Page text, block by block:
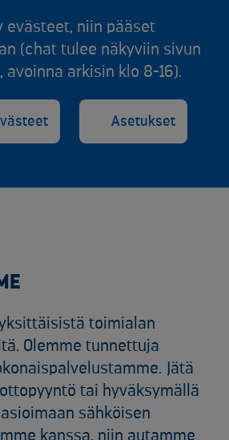
evästeet, niin pääset
(chat tulee näkyviin sivun
avoinna arkisin klo 8-16).
Asetukset
toimialan
Olemme tunnettuja
Jätä
tai hyväksymällä
sähköisen
kanssa, niin autamme